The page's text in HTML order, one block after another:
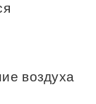
воздуха